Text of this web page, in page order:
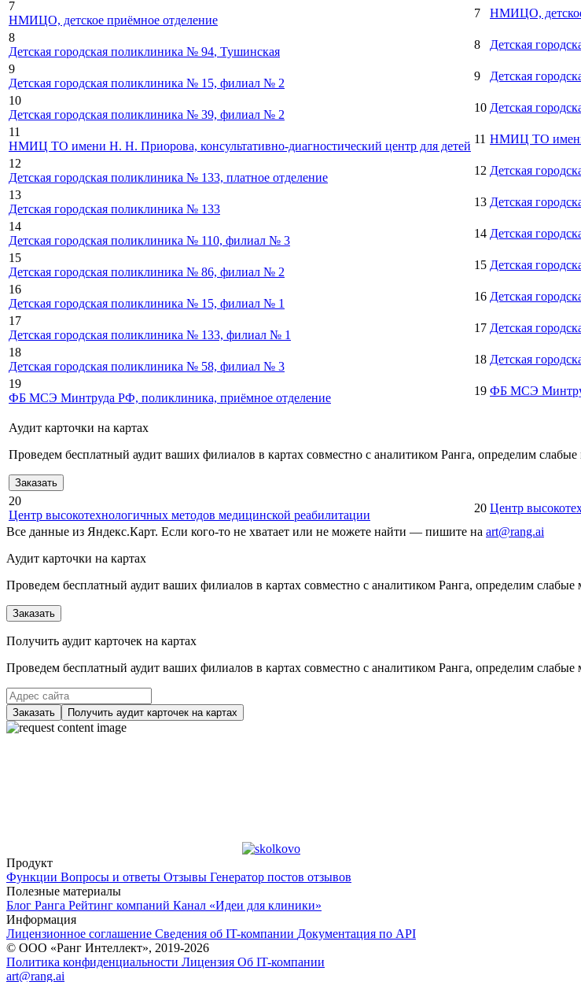
7
НМИЦО, детское приёмное отделение
7 НМИЦО,
8
Детская городская поликлиника № 94, Тушинская
8 Детская
9
Детская городская поликлиника № 15, филиал № 2
9 Детская
10
Детская городская поликлиника № 39, филиал № 2
10 Детская
11
НМИЦ ТО имени Н. Н. Приорова, консультативно-диагностический центр для детей
11 НМИЦ ТО имени
12
Детская городская поликлиника № 133, платное отделение
12 Детская
13
Детская городская поликлиника № 133
13 Детская
14
Детская городская поликлиника № 110, филиал № 3
14 Детская
15
Детская городская поликлиника № 86, филиал № 2
15 Детская
16
Детская городская поликлиника № 15, филиал № 1
16 Детская
17
Детская городская поликлиника № 133, филиал № 1
17 Детская
18
Детская городская поликлиника № 58, филиал № 3
18 Детская
19
ФБ МСЭ Минтруда РФ, поликлиника, приёмное отделение
19 ФБ МСЭ
Аудит карточки на картах
Проведем бесплатный аудит ваших филиалов в картах совместно с аналитиком Ранга, определим слабые
Заказать
20
Центр высокотехнологичных методов медицинской реабилитации
20 Центр
Все данные из Яндекс.Карт. Если кого-то не хватает или не можете найти — пишите на art@rang.ai
Аудит карточки на картах
Проведем бесплатный аудит ваших филиалов в картах совместно с аналитиком Ранга, определим слабые
Заказать
Получить аудит карточек на картах
Проведем бесплатный аудит ваших филиалов в картах совместно с аналитиком Ранга, определим слабые
Заказать Получить аудит карточек на картах
Продукт
Функции Вопросы и ответы Отзывы Генератор постов отзывов
Полезные материалы
Блог Ранга Рейтинг компаний Канал «Идеи для клиники»
Информация
Лицензионное соглашение Сведения об IT-компании Документация по API
© ООО «Ранг Интеллект», 2019-2026
Политика конфиденциальности Лицензия Об IT-компании
art@rang.ai